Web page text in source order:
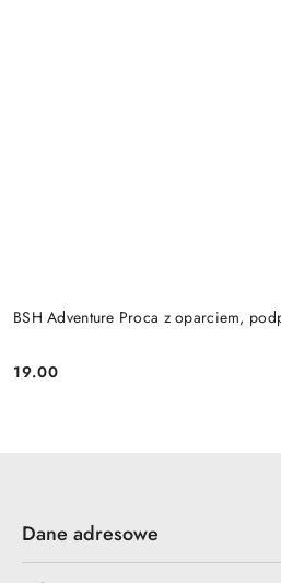
BSH Adventure Proca z oparciem,
Cena:
19.00
Dane adresowe